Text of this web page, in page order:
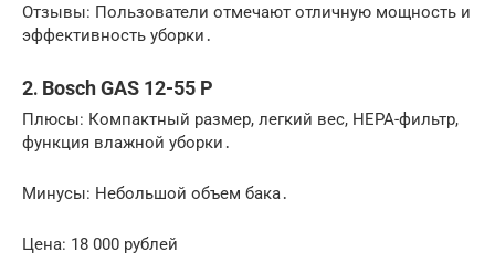
Отзывы: Пользователи отмечают отличную мощность и
эффективность уборки․
2․ Bosch GAS 12-55 P
Плюсы: Компактный размер, легкий вес, HEPA-фильтр,
функция влажной уборки․
Минусы: Небольшой объем бака․
Цена: 18 000 рублей